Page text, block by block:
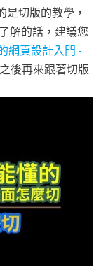
是切版的教學，
解的話，建議您
網頁設計入門 -
後再來跟著切版